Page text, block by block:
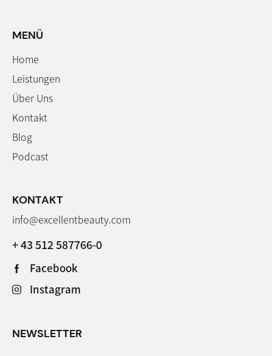
MENÜ
Home
Leistungen
Über Uns
Kontakt
Blog
Podcast
KONTAKT
info@excellentbeauty.com
+ 43 512 587766-0
Facebook
Instagram
NEWSLETTER